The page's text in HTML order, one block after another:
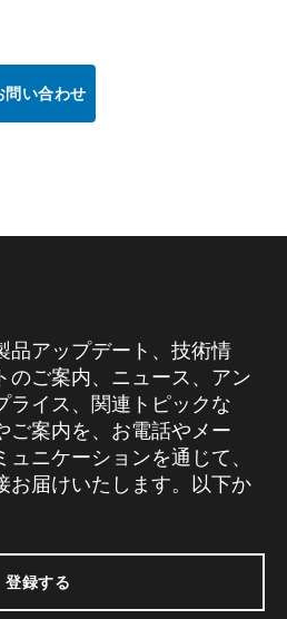
問い合わせ
品アップデート、技術情
のご案内、ニュース、アン
ライス、関連トピックな
ご案内を、お電話やメー
ニケーションを通じて、
お届けいたします。以下か
登録する